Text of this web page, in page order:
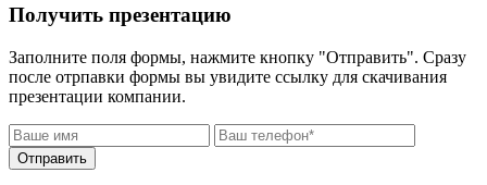
Получить презентацию
Заполните поля формы, нажмите кнопку "Отправить". Сразу
после отрпавки формы вы увидите ссылку для скачивания
презентации компании.